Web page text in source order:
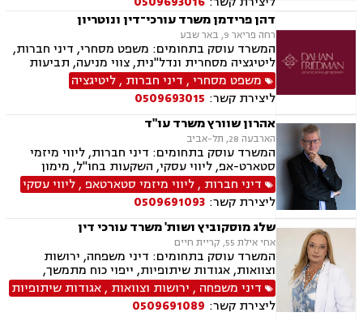
דהן פרידמן משרד עורכי־דין ונוטריון
רחה פריאר 9, באר שבע
המשרד עוסק בתחומים: משפט מסחרי, דיני חברות,
ליטיגציה מסחרית ונדל"נית, צווי מניעה, תביעות
מקרקעין, דיני חוזים, ייפוי כוח מתמשך, ירושות
וצוואות, מסחר בינלאומי, משפט אזרחי, סכסוכי
שכנים, דיני עבודה, הסכמי ממון, מיסוי עירוני, מיסוי
נדל"ן, ארנונה, היטל פיתוח, היטל השבחה, נוטריון.
משפט מסחרי, דיני חברות ,ליטיגציה
ליצירת קשר: 0509693015
אהרון שוורץ משרד עו"ד
הארבעה 28, תל-אביב
המשרד עוסק בתחומים: דיני חברות, ליווי מיזמי
סטארט-אפ, ליווי עסקי, השקעות בחו"ל, מימון
חברות, מיזוגים ורכישות, מסחר בינלאומי, גישור
עסקי, דיני הייטק
דיני חברות ,ליווי מיזמי סטארטאפ ,ליווי עסקי
ליצירת קשר: 0509691093
שלג מוסקוביץ ושות' משרד עורכי דין
אחי אילת 55, קריית חיים
המשרד עוסק בתחומים: דיני משפחה, ירושות
וצוואות, אגודות שיתופיות, ייפוי כוח מתמשך,
מושבים וקיבוצים, מקרקעין ונדל"ן, עסקאות מכר
דירה, נחלות ומשקים במושבים, רשות מקרקעי
ישראל
דיני משפחה , ירושות וצוואות ,אגודות שיתופיות
ליצירת קשר: 0509691089